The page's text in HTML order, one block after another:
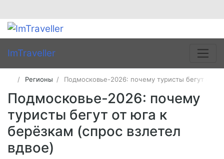
ImTraveller
Регионы Подмосковье-2026: почему туристы бегут от
Подмосковье-2026: почему
туристы бегут от юга к
берёзкам (спрос взлетел
вдвое)